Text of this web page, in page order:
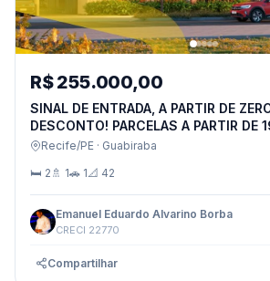
R$ 255.000,00
SINAL DE ENTRADA, A PARTIR DE
DESCONTO! PARCELAS A PARTIR DE
Recife/PE · Guabiraba
🛏 2 🚿 1🚗 1📐 42
Emanuel Eduardo Alvarino Borba
CRECI 22770
Compartilhar